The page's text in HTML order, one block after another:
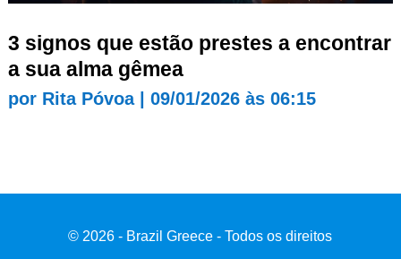
3 signos que estão prestes a encontrar
a sua alma gêmea
por Rita Póvoa| 09/01/2026 às 06:15
© 2026 - Brazil Greece - Todos os direitos